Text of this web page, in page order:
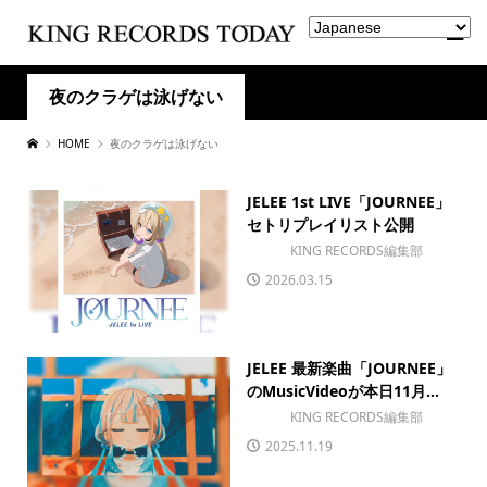
夜のクラゲは泳げない
HOME 夜のクラゲは泳げない
JELEE 1st LIVE「JOURNEE」
セトリプレイリスト公開
KING RECORDS編集部
2026.03.15
JELEE 最新楽曲「JOURNEE」
のMusicVideoが本日11月...
KING RECORDS編集部
2025.11.19